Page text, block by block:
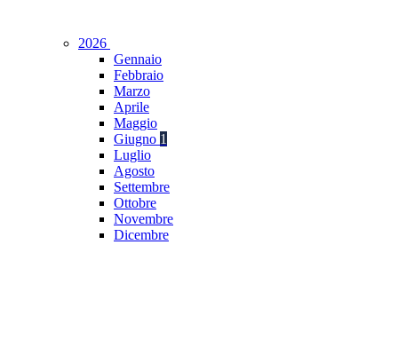
2026
Gennaio
Febbraio
Marzo
Aprile
Maggio
Giugno 1
Luglio
Agosto
Settembre
Ottobre
Novembre
Dicembre